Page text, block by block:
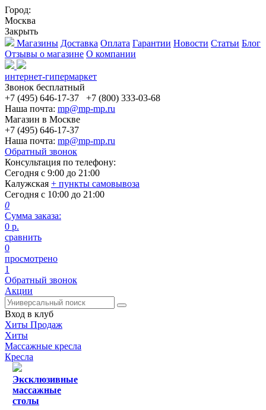
Город:
Москва
Закрыть
Магазины Доставка Оплата Гарантии Новости Статьи Блог
Отзывы о магазине О компании
интернет-гипермаркет
Звонок бесплатный
+7 (495) 646-17-37
+7 (800) 333-03-68
Наша почта: mp@mp-mp.ru
Магазин в Москве
+7 (495) 646-17-37
Наша почта: mp@mp-mp.ru
Обратный звонок
Консультация по телефону:
Сегодня с 9:00 до 21:00
Калужская + пункты самовывоза
Сегодня с 10:00 до 21:00
0
Сумма заказа:
0 р.
сравнить
0
просмотрено
1
Обратный звонок
Акции
Вход в клуб
Хиты Продаж
Хиты
Массажные кресла
Кресла
Эксклюзивные
массажные
столы